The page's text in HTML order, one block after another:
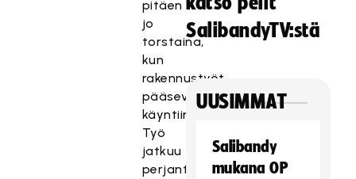
pitäen
jo
torstaina,
kun
rakennustyöt
pääsevät
käyntiin.
Työ
jatkuu
perjantai-
SalibandyTV:stä
UUSIMMAT
Salibandy
mukana OP